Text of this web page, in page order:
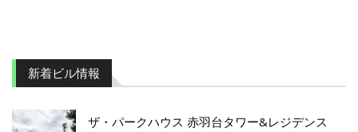
新着ビル情報
ザ・パークハウス 赤羽台タワー&レジデンス